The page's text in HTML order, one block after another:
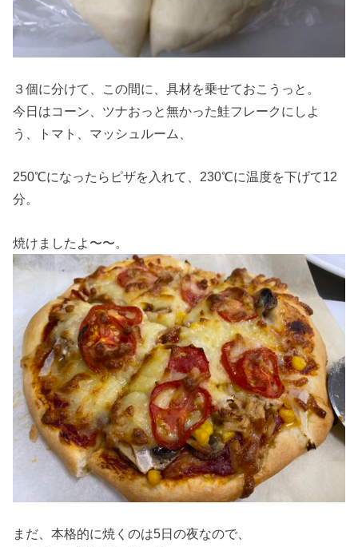
３個に分けて、この間に、具材を乗せておこうっと。
今日はコーン、ツナおっと無かった鮭フレークにしよ
う、トマト、マッシュルーム、
250℃になったらピザを入れて、230℃に温度を下げて12
分。
焼けましたよ〜〜。
まだ、本格的に焼くのは5日の夜なので、